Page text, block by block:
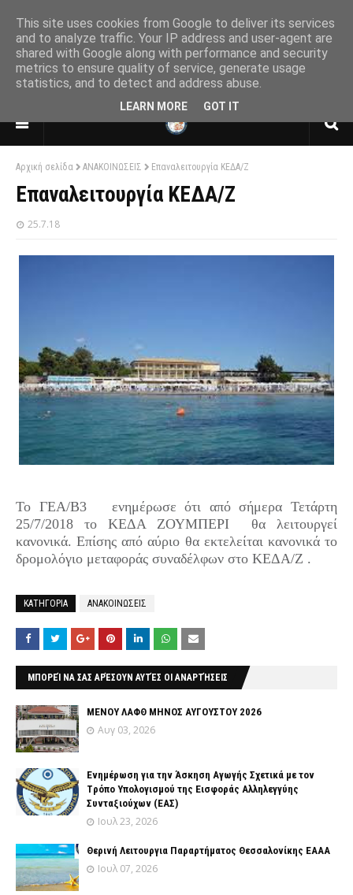
ΕΝΩΣΗ ΑΠΟΣΤΡΑΤΩΝ ΑΞΙΩΜΑΤΙΚΩΝ
ΑΕΡΟΠΟΡΙΑΣ
ΠΑΡΑΡΤΗΜΑ ΘΕΣΣΑΛΟΝΙΚΗΣ
Αρχική σελίδα ΑΝΑΚΟΙΝΩΣΕΙΣ Επαναλειτουργία ΚΕΔΑ/Ζ
Επαναλειτουργία ΚΕΔΑ/Ζ
25.7.18
Το ΓΕΑ/Β3 ενημέρωσε ότι από σήμερα Τετάρτη
25/7/2018 το ΚΕΔΑ ΖΟΥΜΠΕΡΙ θα λειτουργεί
κανονικά. Επίσης από αύριο θα εκτελείται κανονικά το
δρομολόγιο μεταφοράς συναδέλφων στο ΚΕΔΑ/Ζ .
ΚΑΤΗΓΟΡΙΑ ΑΝΑΚΟΙΝΩΣΕΙΣ
ΜΠΟΡΕΊ ΝΑ ΣΑΣ ΑΡΈΣΟΥΝ ΑΥΤΈΣ ΟΙ ΑΝΑΡΤΉΣΕΙΣ
ΜΕΝΟΥ ΛΑΦΘ ΜΗΝΟΣ ΑΥΓΟΥΣΤΟΥ 2026
Αυγ 03, 2026
Ενημέρωση για την Άσκηση Αγωγής Σχετικά με τον
Tρόπο Yπολογισμού της Εισφοράς Αλληλεγγύης
Συνταξιούχων (ΕΑΣ)
Ιουλ 23, 2026
Θερινή Λειτουργια Παραρτήματος Θεσσαλονίκης ΕΑΑΑ
Ιουλ 07, 2026
This site uses cookies from Google to deliver its services
and to analyze traffic. Your IP address and user-agent are
shared with Google along with performance and security
metrics to ensure quality of service, generate usage
statistics, and to detect and address abuse.
LEARN MORE GOT IT